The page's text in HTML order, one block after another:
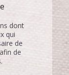
dont
qui
de
de